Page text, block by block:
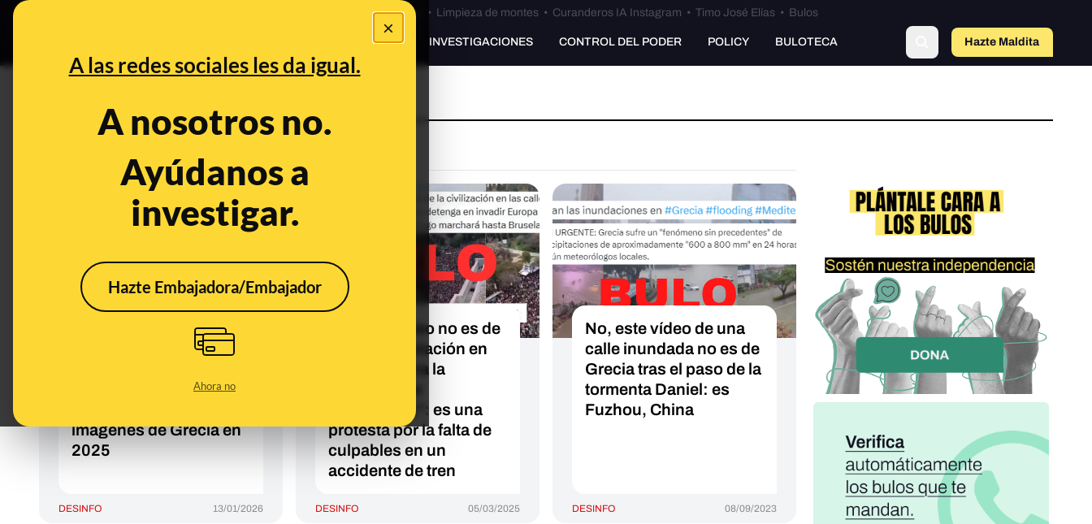
×
A las redes sociales les da igual.
A nosotros no.
Ayúdanos a
investigar.
Hazte Embajadora/Embajador
Ahora no
Bulos Ceuta • Limpieza de montes• Curanderos IA Instagram • Timo José Elías• Bulos
PREBUNKING INVESTIGACIONES CONTROL DEL PODER POLICY BULOTECA Hazte Maldita
Este vídeo de disturbios
no muestra “millones
incendiando las calles
imágenes de Grecia en
2025
DESINFO 13/01/2026
No, este vídeo no es de
una manifestación en
Grecia contra la
inmigrantes": es una
protesta por la falta de
culpables en un
accidente de tren
DESINFO 05/03/2025
No, este vídeo de una
calle inundada no es de
Grecia tras el paso de la
tormenta Daniel: es
Fuzhou, China
DESINFO 08/09/2023